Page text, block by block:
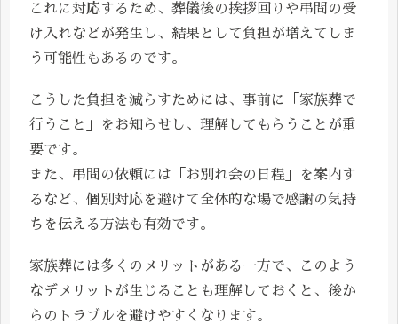
これに対応するため、葬儀後の挨拶回りや弔問の受
け入れなどが発生し、結果として負担が増えてしま
う可能性もあるのです。
こうした負担を減らすためには、事前に「家族葬で
行うこと」をお知らせし、理解してもらうことが重
要です。
また、弔問の依頼には「お別れ会の日程」を案内す
るなど、個別対応を避けて全体的な場で感謝の気持
ちを伝える方法も有効です。
家族葬には多くのメリットがある一方で、このよう
なデメリットが生じることも理解しておくと、後か
らのトラブルを避けやすくなります。